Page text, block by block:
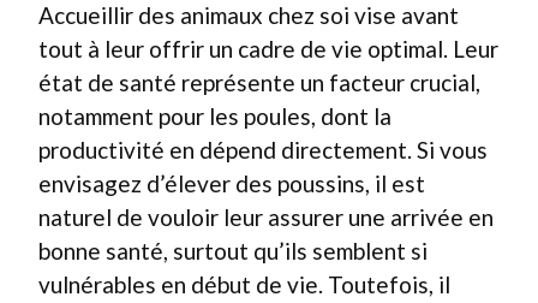
Accueillir des animaux chez soi vise avant
tout à leur offrir un cadre de vie optimal. Leur
état de santé représente un facteur crucial,
notamment pour les poules, dont la
productivité en dépend directement. Si vous
envisagez d’élever des poussins, il est
naturel de vouloir leur assurer une arrivée en
bonne santé, surtout qu’ils semblent si
vulnérables en début de vie. Toutefois, il